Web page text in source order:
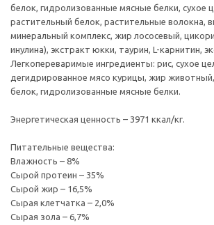
белок, гидролизованные мясные белки, сухое
растительный белок, растительные волокна,
минеральный комплекс, жир лососевый,
инулина), экстракт юкки, таурин, L-карнитин,
Легкопереваримые ингредиенты: рис, сухое
дегидрированное мясо курицы, жир
белок, гидролизованные мясные белки.
Энергетическая ценность – 3971 ккал/кг.
Питательные вещества:
Влажность – 8%
Сырой протеин – 35%
Сырой жир – 16,5%
Сырая клетчатка – 2,0%
Сырая зола – 6,7%